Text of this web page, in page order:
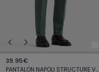
39.95€
PANTALON NAPOLI STRUCTURE VERDE